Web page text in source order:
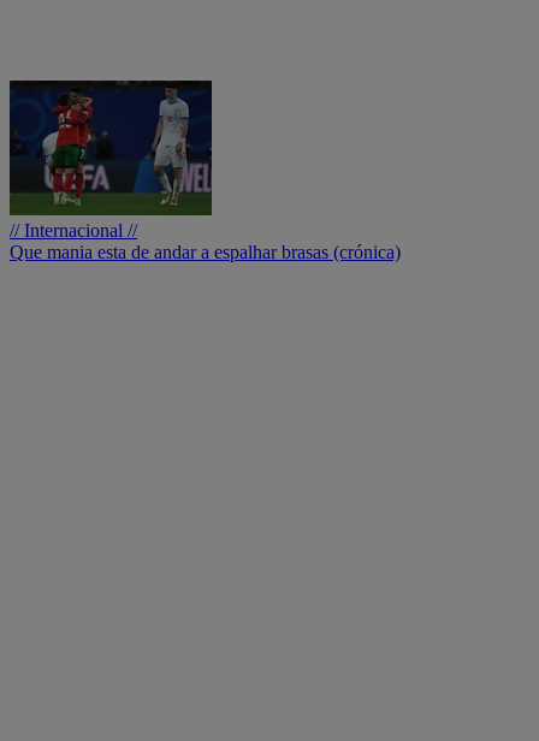
// Internacional //
Que mania esta de andar a espalhar brasas (crónica)